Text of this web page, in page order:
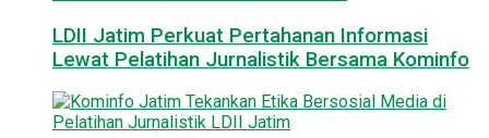
LDII Jatim Perkuat Pertahanan Informasi
Lewat Pelatihan Jurnalistik Bersama Kominfo